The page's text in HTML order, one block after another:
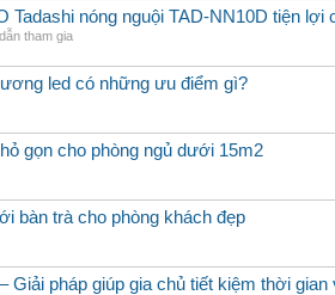
Tadashi nóng nguội TAD-NN10D tiện lợi
tham gia
led có những ưu điểm gì?
gọn cho phòng ngủ dưới 15m2
bàn trà cho phòng khách đẹp
Giải pháp giúp gia chủ tiết kiệm thời